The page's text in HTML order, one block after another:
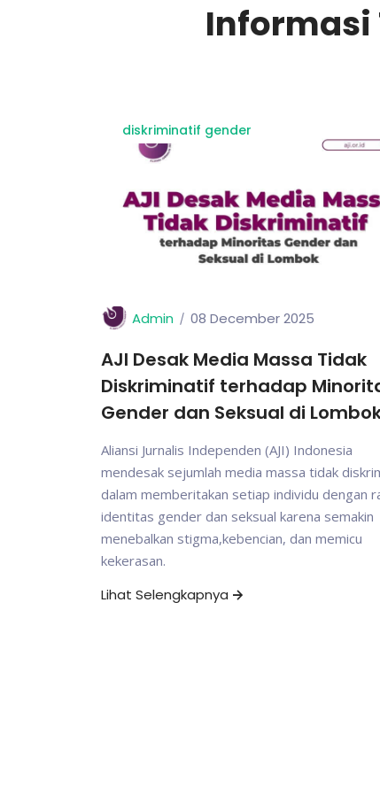
Informasi
diskriminatif gender
Admin 08 December 2025
AJI Desak Media Massa Tidak
Diskriminatif terhadap
Gender dan Seksual di
Aliansi Jurnalis Independen (AJI) Indonesia
mendesak sejumlah media massa tidak
dalam memberitakan setiap individu dengan
identitas gender dan seksual karena semakin
menebalkan stigma,kebencian, dan memicu
kekerasan.
Lihat Selengkapnya